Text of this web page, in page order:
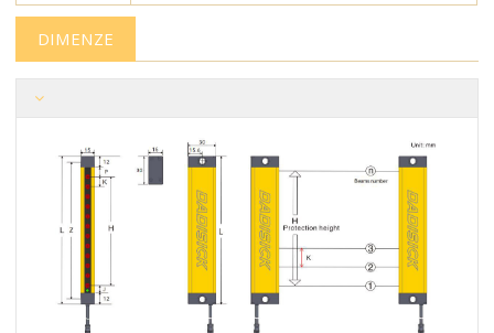
DIMENZE